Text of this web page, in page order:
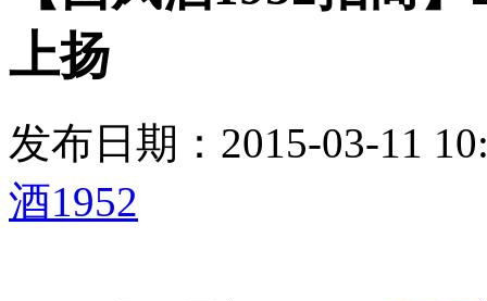
上扬
发布日期：2015-03-11
酒1952